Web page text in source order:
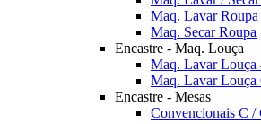
Maq. Lavar Roupa
Maq. Secar Roupa
Encastre - Maq. Louça
Maq. Lavar Louça
Maq. Lavar Louça
Encastre - Mesas
Convencionais C /